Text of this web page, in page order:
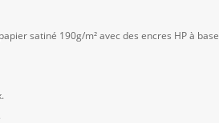
satiné 190g/m² avec des encres HP à